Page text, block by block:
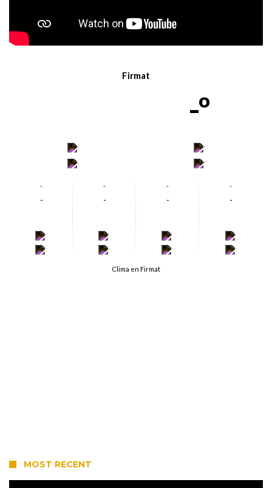
Firmat
-º
-
-
-
-
-
-
-
-
-
-
-
-
-
-
-
-
-
-
-
-
Clima en Firmat
MOST RECENT